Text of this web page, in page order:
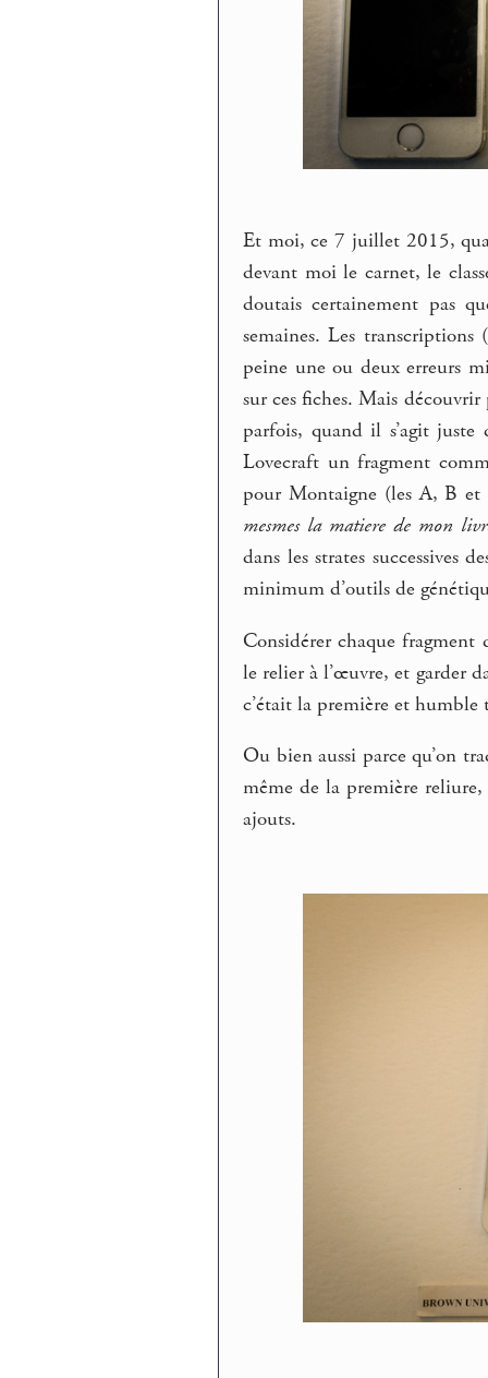
Et moi, ce 7 juillet 2015,
devant moi le carnet, le
doutais certainement pas
semaines. Les
peine une ou deux erreurs
sur ces fiches. Mais
parfois, quand il s’agit juste
Lovecraft un fragment
pour Montaigne (les A, B et
mesmes la matiere de mon
dans les strates successives
minimum d’outils de
Considérer chaque fragment
le relier à l’œuvre, et garder
c’était la première et
Ou bien aussi parce qu’on
même de la première
ajouts.